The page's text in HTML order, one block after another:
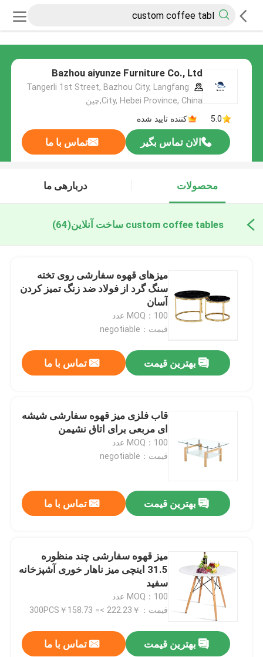
Bazhou aiyunze Furniture Co., Ltd
Tangerli 1st Street, Bazhou City, Langfang
City, Hebei Province, China,چین
5.0
کننده تایید شده
الان تماس بگیر تماس با ما
محصولات دربارهی ما
custom coffee tables ساخت آنلاین (64)
میزهای قهوه سفارشی روی تخته
سنگ گرد از فولاد ضد زنگ تمیز کردن
آسان
MOQ：100 عدد
قیمت：negotiable
بهترین قیمت تماس با ما
قاب فلزی میز قهوه سفارشی شیشه
ای مربعی برای اتاق نشیمن
MOQ：100 عدد
قیمت：negotiable
بهترین قیمت تماس با ما
میز قهوه سفارشی چند منظوره
31.5 اینچی میز ناهار خوری آشپزخانه
سفید
MOQ：100 عدد
قیمت：￥222.23 >= 300PCS￥158.73
بهترین قیمت تماس با ما